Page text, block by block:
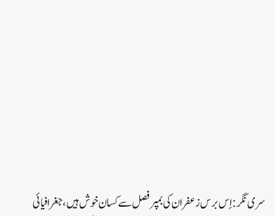
سری نگر: اِس برس زعفران کی بمپر فصل سے کسان خوش ہیں،جغرافیائی